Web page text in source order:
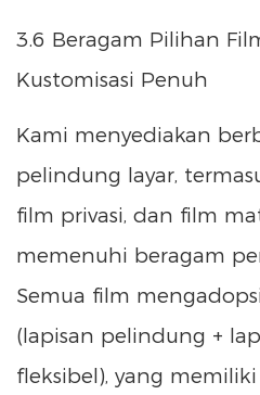
3.6 Beragam Pilihan
Kustomisasi Penuh
Kami menyediakan
pelindung layar,
film privasi, dan film
memenuhi beragam
Semua film
(lapisan pelindung +
fleksibel), yang